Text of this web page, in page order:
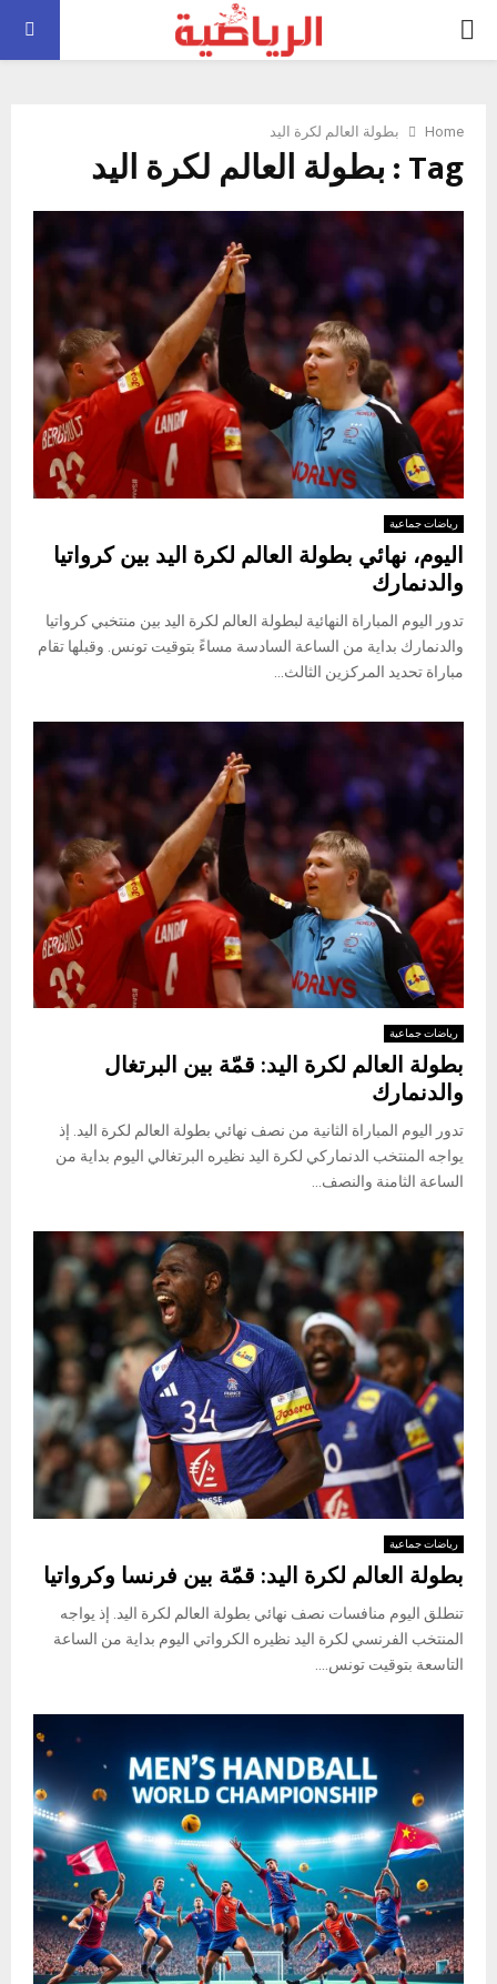
PRIMARY
Home بطولة العالم لكرة اليد
Tag : بطولة العالم لكرة اليد
رياضات جماعية
اليوم، نهائي بطولة العالم لكرة اليد بين كرواتيا
والدنمارك
تدور اليوم المباراة النهائية لبطولة العالم لكرة اليد بين منتخبي كرواتيا
والدنمارك بداية من الساعة السادسة مساءً بتوقيت تونس. وقبلها تقام
مباراة تحديد المركزين الثالث...
رياضات جماعية
بطولة العالم لكرة اليد: قمّة بين البرتغال
والدنمارك
تدور اليوم المباراة الثانية من نصف نهائي بطولة العالم لكرة اليد. إذ
يواجه المنتخب الدنماركي لكرة اليد نظيره البرتغالي اليوم بداية من
الساعة الثامنة والنصف...
رياضات جماعية
بطولة العالم لكرة اليد: قمّة بين فرنسا وكرواتيا
تنطلق اليوم منافسات نصف نهائي بطولة العالم لكرة اليد. إذ يواجه
المنتخب الفرنسي لكرة اليد نظيره الكرواتي اليوم بداية من الساعة
التاسعة بتوقيت تونس....